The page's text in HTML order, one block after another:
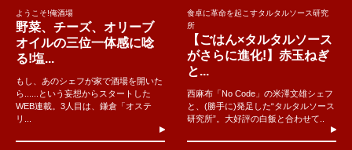
ようこそ!俺酒場
野菜、チーズ、オリーブ
オイルの三位一体感に唸
る!塩...
もし、あのシェフが家で酒場を開いた
ら......という妄想からスタートした
WEB連載。3人目は、鎌倉「オステ
リ...
食卓に革命を起こすタルタルソース研究
所
【ごはん×タルタルソース
がさらに進化!】赤玉ねぎ
と...
西麻布「No Code」の米澤文雄シェフ
と、(勝手に)発足した“タルタルソース
研究所”。大好評の白飯と合わせて..